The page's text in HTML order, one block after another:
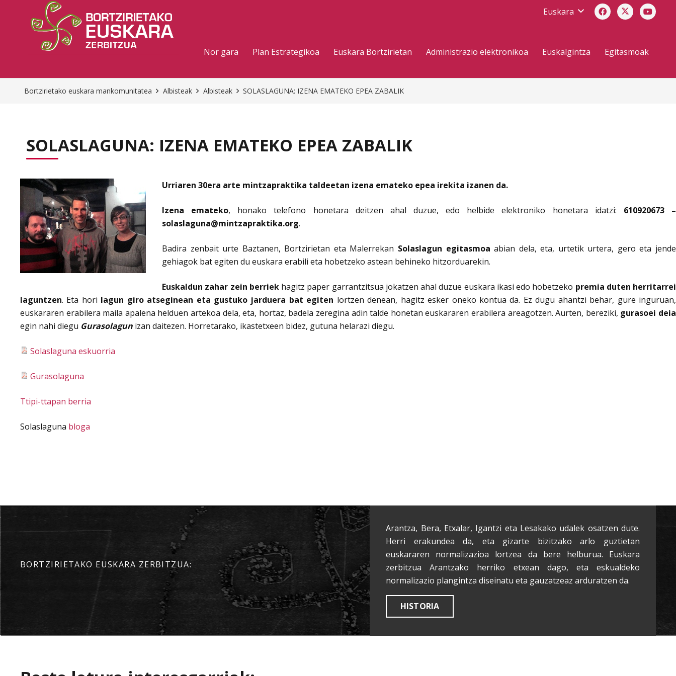
Euskara
Nor gara Plan Estrategikoa Euskara Bortzirietan Administrazio elektronikoa Euskalgintza Egitasmoak
Bortzirietako euskara mankomunitatea Albisteak Albisteak SOLASLAGUNA: IZENA EMATEKO EPEA ZABALIK
SOLASLAGUNA: IZENA EMATEKO EPEA ZABALIK
Urriaren 30era arte mintzapraktika taldeetan izena emateko epea irekita izanen da.
Izena emateko, honako telefono honetara deitzen ahal duzue, edo helbide elektroniko honetara idatzi: 610920673 –
solaslaguna@mintzapraktika.org.
Badira zenbait urte Baztanen, Bortzirietan eta Malerrekan Solaslagun egitasmoa abian dela, eta, urtetik urtera, gero eta jende
gehiagok bat egiten du euskara erabili eta hobetzeko astean behineko hitzorduarekin.
Euskaldun zahar zein berriekhagitz paper garrantzitsua jokatzen ahal duzue euskara ikasi edo hobetzeko premia duten herritarrei
laguntzen. Eta hori lagun giro atseginean eta gustuko jarduera bat egiten lortzen denean, hagitz esker oneko kontua da. Ez dugu ahantzi behar, gure inguruan,
euskararen erabilera maila apalena helduen artekoa dela, eta, hortaz, badela zeregina adin talde honetan euskararen erabilera areagotzen. Aurten, bereziki, gurasoei deia
egin nahi diegu Gurasolagun izan daitezen. Horretarako, ikastetxeen bidez, gutuna helarazi diegu.
Solaslaguna eskuorria
Gurasolaguna
Ttipi-ttapan berria
Solaslaguna bloga
BORTZIRIETAKO EUSKARA ZERBITZUA:
Arantza, Bera, Etxalar, Igantzi eta Lesakako udalek osatzen dute.
Herri erakundea da, eta gizarte bizitzako arlo guztietan
euskararen normalizazioa lortzea da bere helburua. Euskara
zerbitzua Arantzako herriko etxean dago, eta eskualdeko
normalizazio plangintza diseinatu eta gauzatzeaz arduratzen da.
HISTORIA